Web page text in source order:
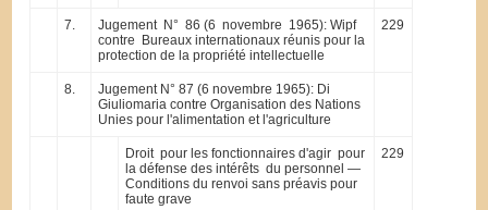
7.
Jugement N° 86 (6 novembre 1965): Wipf
contre Bureaux internationaux réunis pour la
protection de la propriété intellectuelle
229
8.
Jugement N° 87 (6 novembre 1965): Di
Giuliomaria contre Organisation des Nations
Unies pour l'alimentation et l'agriculture
Droit pour les fonctionnaires d'agir pour
la défense des intérêts du personnel —
Conditions du renvoi sans préavis pour
faute grave
229